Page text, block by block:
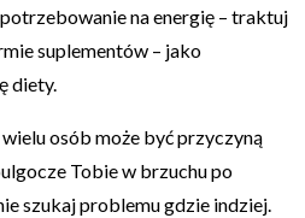
na energię – traktuj
suplementów – jako
diety.
wielu osób może być przyczyną
Tobie w brzuchu po
szukaj problemu gdzie indziej.